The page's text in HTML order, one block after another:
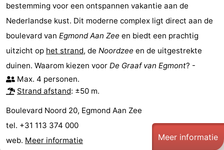
bestemming voor een ontspannen vakantie aan de
Nederlandse kust. Dit moderne complex ligt direct aan de
boulevard van Egmond Aan Zee en biedt een prachtig
uitzicht op het strand, de Noordzee en de uitgestrekte
duinen. Waarom kiezen voor De Graaf van Egmont? -
Max. 4 personen.
Strand afstand: ±50 m.
Boulevard Noord 20, Egmond Aan Zee
tel. +31 113 374 000
web. Meer informatie Meer informatie